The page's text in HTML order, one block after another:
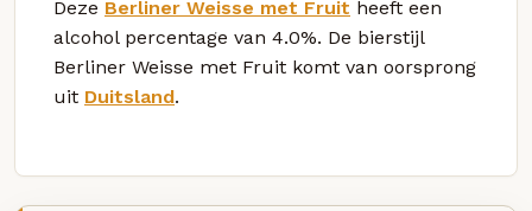
Deze Berliner Weisse met Fruit heeft een
alcohol percentage van 4.0%. De bierstijl
Berliner Weisse met Fruit komt van oorsprong
uit Duitsland.